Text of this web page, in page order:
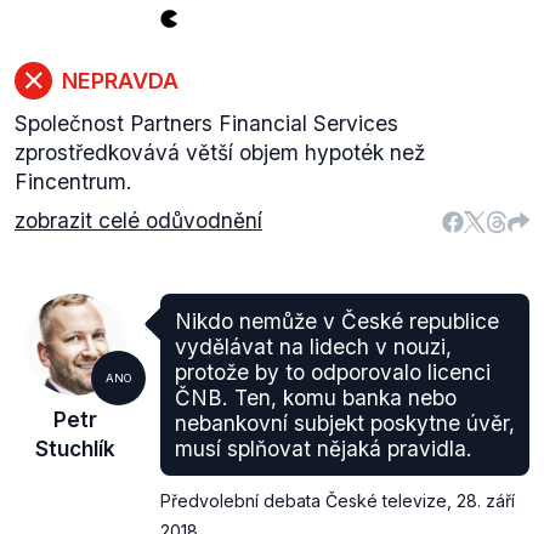
NEPRAVDA
Společnost Partners Financial Services
zprostředkovává větší objem hypoték než
Fincentrum.
zobrazit celé odůvodnění
ANO
Petr
Stuchlík
Nikdo nemůže v České republice
vydělávat na lidech v nouzi,
protože by to odporovalo licenci
ČNB. Ten, komu banka nebo
nebankovní subjekt poskytne úvěr,
musí splňovat nějaká pravidla.
Předvolební debata České televize 28. září